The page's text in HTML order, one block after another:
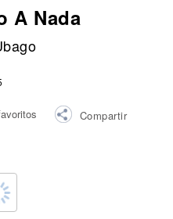
A Nada
Compartir